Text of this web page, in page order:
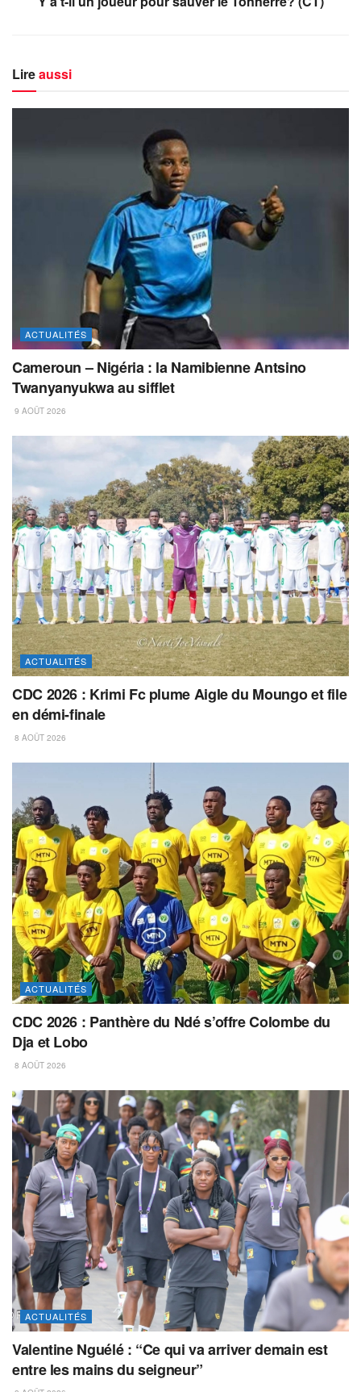
Lireaussi
ACTUALITÉS
Cameroun – Nigéria : la Namibienne Antsino
Twanyanyukwa au sifflet
9 AOÛT 2026
ACTUALITÉS
CDC 2026 : Krimi Fc plume Aigle du Moungo et file
en démi-finale
8 AOÛT 2026
ACTUALITÉS
CDC 2026 : Panthère du Ndé s’offre Colombe du
Dja et Lobo
8 AOÛT 2026
ACTUALITÉS
Valentine Nguélé : “Ce qui va arriver demain est
entre les mains du seigneur”